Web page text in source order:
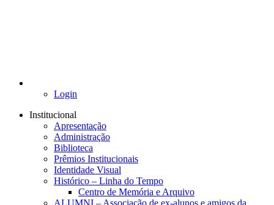
Login
Institucional
Apresentação
Administração
Biblioteca
Prêmios Institucionais
Identidade Visual
Histórico – Linha do Tempo
Centro de Memória e Arquivo
ALUMNI – Associação de ex-alunos e amigos da